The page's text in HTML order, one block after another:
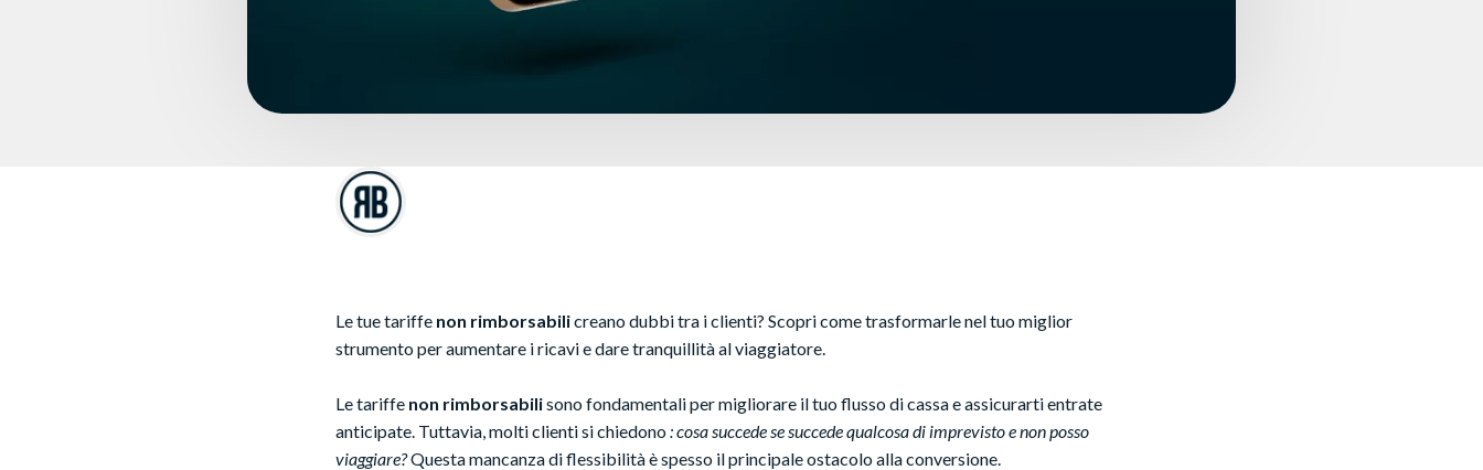
Le tue tariffe non rimborsabilicreano dubbi tra i clienti? Scopri come trasformarle nel tuo miglior
strumento per aumentare i ricavi e dare tranquillità al viaggiatore.
Le tariffe non rimborsabilisono fondamentali per migliorare il tuo flusso di cassa e assicurarti entrate
anticipate. Tuttavia, molti clienti si chiedono : cosa succede se succede qualcosa di imprevisto e non posso
viaggiare?Questa mancanza di flessibilità è spesso il principale ostacolo alla conversione.